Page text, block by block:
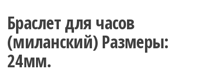
Браслет для часов
(миланский) Размеры:
24мм.